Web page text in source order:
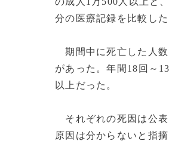
分の医療記録を比較した
期間中に死亡した人数
があった。年間18回～
以上だった。
それぞれの死因は公表
原因は分からないと指